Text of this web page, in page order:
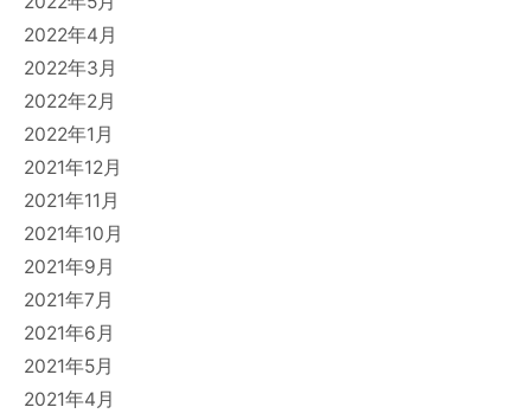
2022年4月
2022年3月
2022年2月
2022年1月
2021年12月
2021年11月
2021年10月
2021年9月
2021年7月
2021年6月
2021年5月
2021年4月